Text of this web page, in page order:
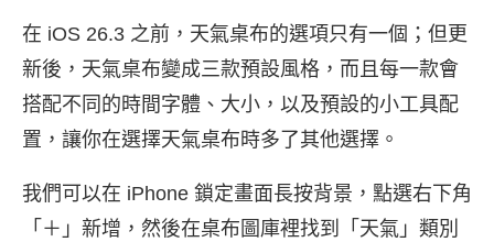
在 iOS 26.3 之前，天氣桌布的選項只有一個；但更
新後，天氣桌布變成三款預設風格，而且每一款會
搭配不同的時間字體、大小，以及預設的小工具配
置，讓你在選擇天氣桌布時多了其他選擇。
我們可以在 iPhone 鎖定畫面長按背景，點選右下角
「＋」新增，然後在桌布圖庫裡找到「天氣」類別